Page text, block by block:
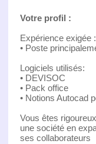
Votre profil :
Expérience exigée
• Poste
Logiciels utilisés:
• DEVISOC
• Pack office
• Notions Autocad
Vous êtes
une société en
ses collaborateurs